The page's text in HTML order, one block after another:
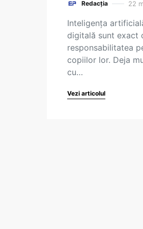
Redacția 22
Inteligența
digitală sunt exact
responsabilitatea
copiilor lor. Deja
cu…
Vezi articolul